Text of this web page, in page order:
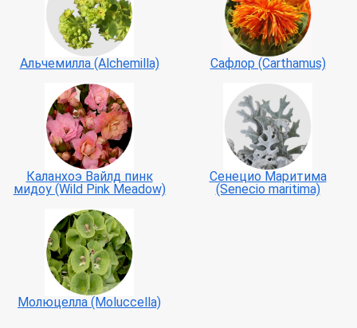
Альчемилла (Alchemilla) Сафлор (Carthamus)
Каланхоэ Вайлд пинк
мидоу (Wild Pink Meadow)
Сенецио Маритима
(Senecio maritima)
Молюцелла (Moluccella)